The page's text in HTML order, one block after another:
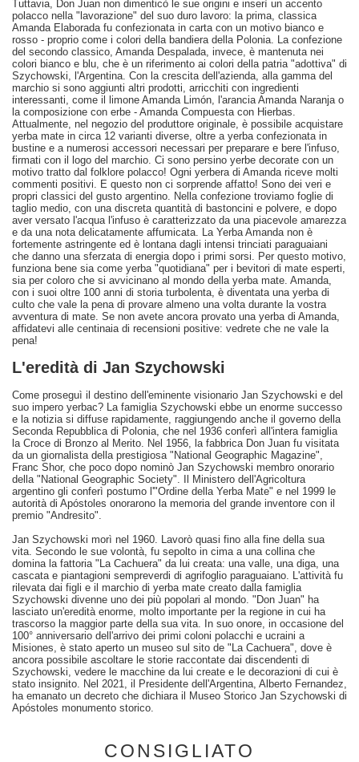
Tuttavia, Don Juan non dimenticò le sue origini e inserì un accento
polacco nella "lavorazione" del suo duro lavoro: la prima, classica
Amanda Elaborada fu confezionata in carta con un motivo bianco e
rosso - proprio come i colori della bandiera della Polonia. La confezione
del secondo classico, Amanda Despalada, invece, è mantenuta nei
colori bianco e blu, che è un riferimento ai colori della patria "adottiva" di
Szychowski, l'Argentina. Con la crescita dell'azienda, alla gamma del
marchio si sono aggiunti altri prodotti, arricchiti con ingredienti
interessanti, come il limone Amanda Limón, l'arancia Amanda Naranja o
la composizione con erbe - Amanda Compuesta con Hierbas.
Attualmente, nel negozio del produttore originale, è possibile acquistare
yerba mate in circa 12 varianti diverse, oltre a yerba confezionata in
bustine e a numerosi accessori necessari per preparare e bere l'infuso,
firmati con il logo del marchio. Ci sono persino yerbe decorate con un
motivo tratto dal folklore polacco! Ogni yerbera di Amanda riceve molti
commenti positivi. E questo non ci sorprende affatto! Sono dei veri e
propri classici del gusto argentino. Nella confezione troviamo foglie di
taglio medio, con una discreta quantità di bastoncini e polvere, e dopo
aver versato l'acqua l'infuso è caratterizzato da una piacevole amarezza
e da una nota delicatamente affumicata. La Yerba Amanda non è
fortemente astringente ed è lontana dagli intensi trinciati paraguaiani
che danno una sferzata di energia dopo i primi sorsi. Per questo motivo,
funziona bene sia come yerba "quotidiana" per i bevitori di mate esperti,
sia per coloro che si avvicinano al mondo della yerba mate. Amanda,
con i suoi oltre 100 anni di storia turbolenta, è diventata una yerba di
culto che vale la pena di provare almeno una volta durante la vostra
avventura di mate. Se non avete ancora provato una yerba di Amanda,
affidatevi alle centinaia di recensioni positive: vedrete che ne vale la
pena!
L'eredità di Jan Szychowski
Come proseguì il destino dell'eminente visionario Jan Szychowski e del
suo impero yerbac? La famiglia Szychowski ebbe un enorme successo
e la notizia si diffuse rapidamente, raggiungendo anche il governo della
Seconda Repubblica di Polonia, che nel 1936 conferì all'intera famiglia
la Croce di Bronzo al Merito. Nel 1956, la fabbrica Don Juan fu visitata
da un giornalista della prestigiosa "National Geographic Magazine",
Franc Shor, che poco dopo nominò Jan Szychowski membro onorario
della "National Geographic Society". Il Ministero dell'Agricoltura
argentino gli conferì postumo l'"Ordine della Yerba Mate" e nel 1999 le
autorità di Apóstoles onorarono la memoria del grande inventore con il
premio "Andresito".
Jan Szychowski morì nel 1960. Lavorò quasi fino alla fine della sua
vita. Secondo le sue volontà, fu sepolto in cima a una collina che
domina la fattoria "La Cachuera" da lui creata: una valle, una diga, una
cascata e piantagioni sempreverdi di agrifoglio paraguaiano. L'attività fu
rilevata dai figli e il marchio di yerba mate creato dalla famiglia
Szychowski divenne uno dei più popolari al mondo. "Don Juan" ha
lasciato un'eredità enorme, molto importante per la regione in cui ha
trascorso la maggior parte della sua vita. In suo onore, in occasione del
100° anniversario dell'arrivo dei primi coloni polacchi e ucraini a
Misiones, è stato aperto un museo sul sito de "La Cachuera", dove è
ancora possibile ascoltare le storie raccontate dai discendenti di
Szychowski, vedere le macchine da lui create e le decorazioni di cui è
stato insignito. Nel 2021, il Presidente dell'Argentina, Alberto Fernandez,
ha emanato un decreto che dichiara il Museo Storico Jan Szychowski di
Apóstoles monumento storico.
CONSIGLIATO